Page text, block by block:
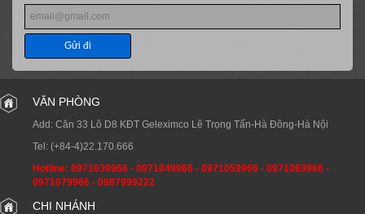
Gửi đi
VĂN PHÒNG
Add: Căn 33 Lô D8 KĐT Geleximco Lê Trọng Tấn-Hà Đông-Hà Nội
Tel: (+84-4)22.170.666
Hotline: 0971039966 - 0971049966 - 0971059966 - 0971069966 -
0971079966 - 0987999222
CHI NHÁNH